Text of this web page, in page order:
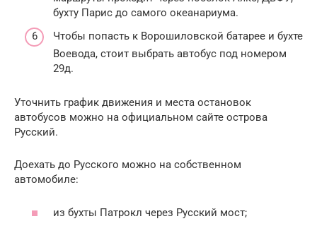
бухту Парис до самого океанариума.
Чтобы попасть к Ворошиловской батарее и бухте
Воевода, стоит выбрать автобус под номером
29д.
Уточнить график движения и места остановок
автобусов можно на официальном сайте острова
Русский.
Доехать до Русского можно на собственном
автомобиле:
из бухты Патрокл через Русский мост;